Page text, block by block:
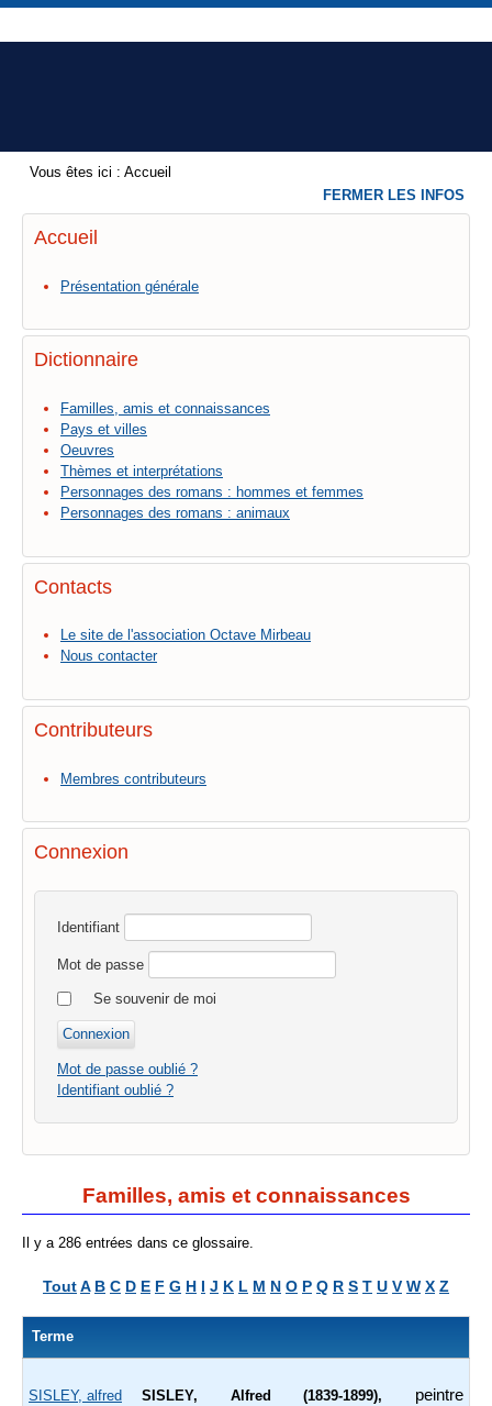
Vous êtes ici : Accueil
Accueil
Présentation générale
Dictionnaire
Familles, amis et connaissances
Pays et villes
Oeuvres
Thèmes et interprétations
Personnages des romans : hommes et femmes
Personnages des romans : animaux
Contacts
Le site de l'association Octave Mirbeau
Nous contacter
Contributeurs
Membres contributeurs
Connexion
Identifiant
Mot de passe
Se souvenir de moi
Mot de passe oublié ?
Identifiant oublié ?
Familles, amis et connaissances
Il y a 286 entrées dans ce glossaire.
ToutA B C D E F G H I J K L M N O P Q R S T U V W X Z
Terme
SISLEY, alfred SISLEY, Alfred (1839-1899),
peintre
FERMER LES INFOS